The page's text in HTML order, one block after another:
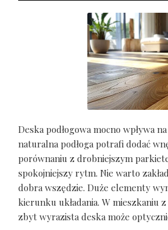
Deska podłogowa mocno wpływa
naturalna podłoga potrafi dodać
porównaniu z drobniejszym
spokojniejszy rytm. Nie warto
dobra wszędzie. Duże elementy
kierunku układania. W mieszkaniu
zbyt wyrazista deska może